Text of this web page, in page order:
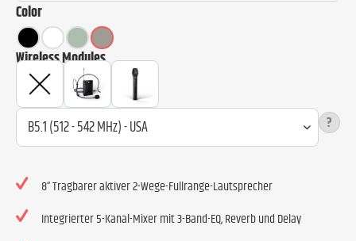
Color
Wireless Modules
?
8“ Tragbarer aktiver 2-Wege-Fullrange-Lautsprecher
Integrierter 5-Kanal-Mixer mit 3-Band-EQ, Reverb und Delay